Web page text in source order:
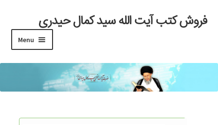
Skip
to
Skip
to
فروش کتب آیت الله سید کمال حیدری
Menu
خانه
#97 (بدون عنوان)